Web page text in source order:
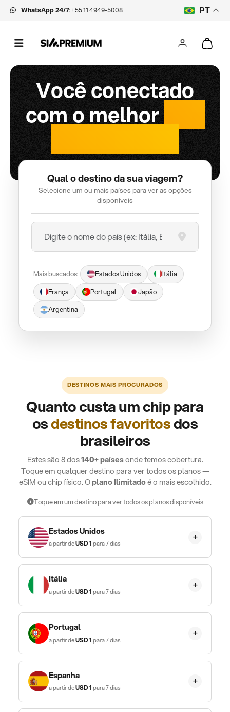
WhatsApp 24/7:+55 11 4949-5008 PT
Você conectado
com o melhor
Qual o destino da sua viagem?
Selecione um ou mais países para ver as opções
disponíveis
Mais buscados: Estados Unidos
Itália
França
Portugal
Japão
Argentina
DESTINOS MAIS PROCURADOS
Quanto custa um chip para
osdestinos favoritosdos
brasileiros
Estes são 8 dos140+ paísesonde temos cobertura.
Toque em qualquer destino para ver todos os planos —
eSIM ou chip físico. Oplano Ilimitadoé o mais escolhido.
Toque em um destino para ver todos os planos disponíveis
Estados Unidos
a partir deUSD1para 7 dias
Itália
a partir deUSD1para 7 dias
Portugal
a partir deUSD1para 7 dias
Espanha
a partir deUSD1para 7 dias